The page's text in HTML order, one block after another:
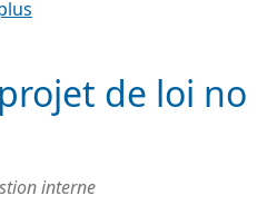
de loi no
interne